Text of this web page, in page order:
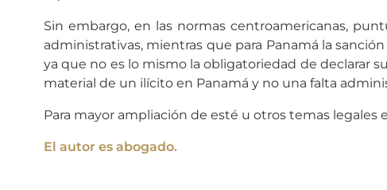
Sin embargo, en las normas centroamericanas,
administrativas, mientras que para Panamá la
ya que no es lo mismo la obligatoriedad de declarar
material de un ilícito en Panamá y no una falta
Para mayor ampliación de esté u otros temas legales
El autor es abogado.